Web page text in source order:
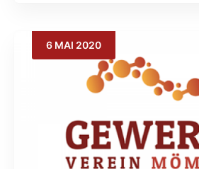
6 MAI 2020